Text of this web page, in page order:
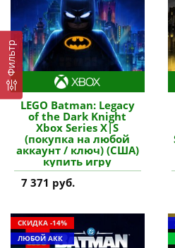
Фильтр
LEGO Batman: Legacy
of the Dark Knight
Xbox Series X|S
(покупка на любой
аккаунт / ключ) (США)
купить игру
7 371 руб.
СКИДКА -14%
ЛЮБОЙ АКК